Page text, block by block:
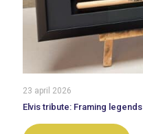
23 april 2026
Elvis tribute: Framing legends